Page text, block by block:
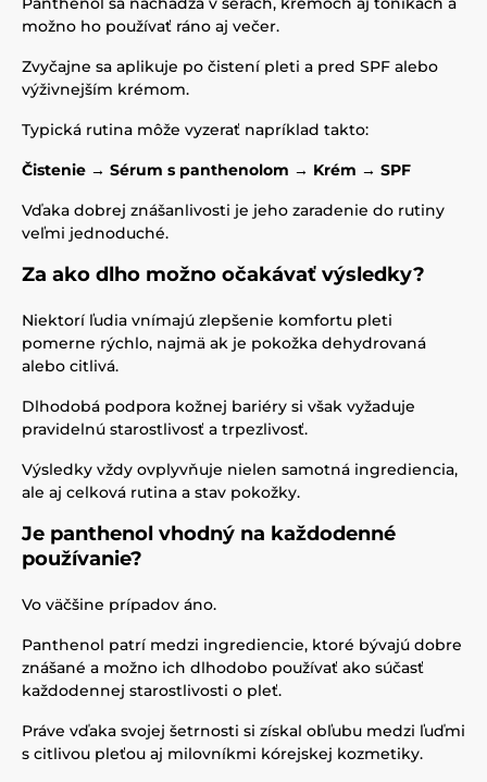
možno ho používať ráno aj večer.
Zvyčajne sa aplikuje po čistení pleti a pred SPF alebo
výživnejším krémom.
Typická rutina môže vyzerať napríklad takto:
Čistenie → Sérum s panthenolom → Krém → SPF
Vďaka dobrej znášanlivosti je jeho zaradenie do rutiny
veľmi jednoduché.
Za ako dlho možno očakávať výsledky?
Niektorí ľudia vnímajú zlepšenie komfortu pleti
pomerne rýchlo, najmä ak je pokožka dehydrovaná
alebo citlivá.
Dlhodobá podpora kožnej bariéry si však vyžaduje
pravidelnú starostlivosť a trpezlivosť.
Výsledky vždy ovplyvňuje nielen samotná ingrediencia,
ale aj celková rutina a stav pokožky.
Je panthenol vhodný na každodenné
používanie?
Vo väčšine prípadov áno.
Panthenol patrí medzi ingrediencie, ktoré bývajú dobre
znášané a možno ich dlhodobo používať ako súčasť
každodennej starostlivosti o pleť.
Práve vďaka svojej šetrnosti si získal obľubu medzi ľuďmi
s citlivou pleťou aj milovníkmi kórejskej kozmetiky.